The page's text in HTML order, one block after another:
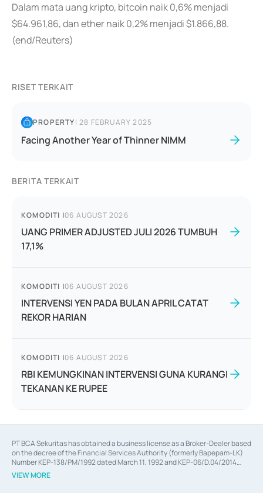
Dalam mata uang kripto, bitcoin naik 0,6% menjadi
$64.961,86, dan ether naik 0,2% menjadi $1.866,88.
(end/Reuters)
RISET TERKAIT
PROPERTY|28 FEBRUARY 2025
Facing Another Year of Thinner NIMM
BERITA TERKAIT
KOMODITI |06 AUGUST 2026
UANG PRIMER ADJUSTED JULI 2026 TUMBUH
17,1%
KOMODITI |06 AUGUST 2026
INTERVENSI YEN PADA BULAN APRIL CATAT
REKOR HARIAN
KOMODITI |06 AUGUST 2026
RBI KEMUNGKINAN INTERVENSI GUNA KURANGI
TEKANAN KE RUPEE
PT BCA Sekuritas has obtained a business license as a Broker-Dealer based
on the decree of the Financial Services Authority (formerly Bapepam-LK)
Number KEP-138/PM/1992 dated March 11, 1992 and KEP-06/D.04/2014
dated February 28, 2014, a business license as an Underwriter based on the
decree of the Financial Services Authority Number KEP-12/PM/PEE/1997
VIEW MORE